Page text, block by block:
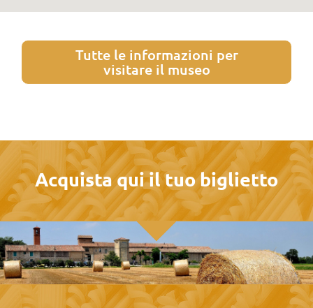
Tutte le informazioni per
visitare il museo
Acquista qui il tuo biglietto